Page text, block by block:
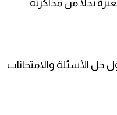
بدلًا من مذاكرته
حل الأسئلة والامتحانات